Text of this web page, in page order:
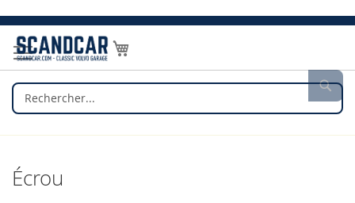
Allez
au
contenu
Mon panier
Écrou